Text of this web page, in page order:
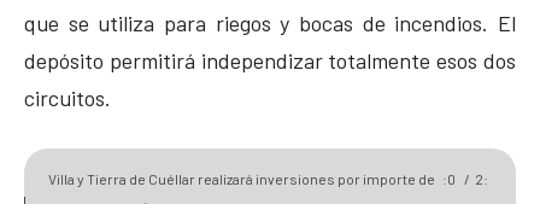
que se utiliza para riegos y bocas de incendios. El
depósito permitirá independizar totalmente esos dos
circuitos.
Villa y Tierra de Cuéllar realizará inversiones por importe de :0 / 2: